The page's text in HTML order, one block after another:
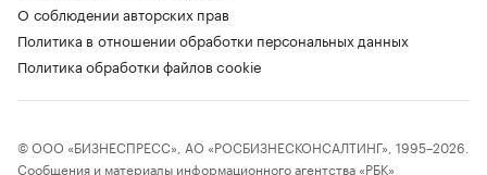
О соблюдении авторских прав
Политика в отношении обработки персональных данных
Политика обработки файлов cookie
© ООО «БИЗНЕСПРЕСС», АО «РОСБИЗНЕСКОНСАЛТИНГ», 1995–2026.
Сообщения и материалы информационного агентства «РБК»